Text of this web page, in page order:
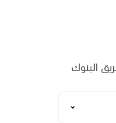
البنوك